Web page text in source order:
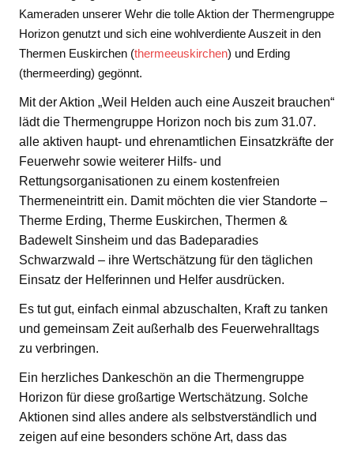
Kameraden unserer Wehr die tolle Aktion der Thermengruppe
Horizon genutzt und sich eine wohlverdiente Auszeit in den
Thermen Euskirchen (thermeeuskirchen) und Erding
(thermeerding) gegönnt.
Mit der Aktion „Weil Helden auch eine Auszeit brauchen“
lädt die Thermengruppe Horizon noch bis zum 31.07.
alle aktiven haupt- und ehrenamtlichen Einsatzkräfte der
Feuerwehr sowie weiterer Hilfs- und
Rettungsorganisationen zu einem kostenfreien
Thermeneintritt ein. Damit möchten die vier Standorte –
Therme Erding, Therme Euskirchen, Thermen &
Badewelt Sinsheim und das Badeparadies
Schwarzwald – ihre Wertschätzung für den täglichen
Einsatz der Helferinnen und Helfer ausdrücken.
Es tut gut, einfach einmal abzuschalten, Kraft zu tanken
und gemeinsam Zeit außerhalb des Feuerwehralltags
zu verbringen.
Ein herzliches Dankeschön an die Thermengruppe
Horizon für diese großartige Wertschätzung. Solche
Aktionen sind alles andere als selbstverständlich und
zeigen auf eine besonders schöne Art, dass das